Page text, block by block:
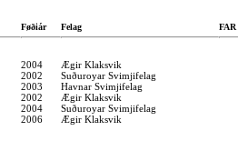
Føðiár Felag FAR
2004
Ægir Klaksvik
2002
Suðuroyar Svimjifelag
2003
Havnar Svimjifelag
2002
Ægir Klaksvik
2004
Suðuroyar Svimjifelag
2006 Ægir Klaksvik